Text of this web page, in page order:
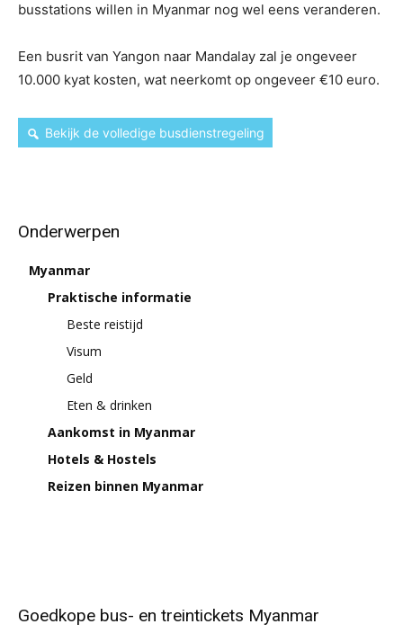
busstations willen in Myanmar nog wel eens veranderen.
Een busrit van Yangon naar Mandalay zal je ongeveer
10.000 kyat kosten, wat neerkomt op ongeveer €10 euro.
Bekijk de volledige busdienstregeling
Onderwerpen
Myanmar
Praktische informatie
Beste reistijd
Visum
Geld
Eten & drinken
Aankomst in Myanmar
Hotels & Hostels
Reizen binnen Myanmar
Goedkope bus- en treintickets Myanmar